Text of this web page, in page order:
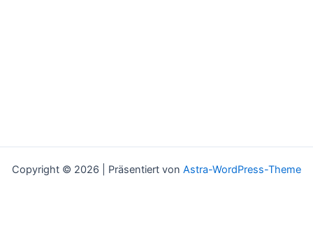
Copyright © 2026 | Präsentiert von Astra-WordPress-Theme